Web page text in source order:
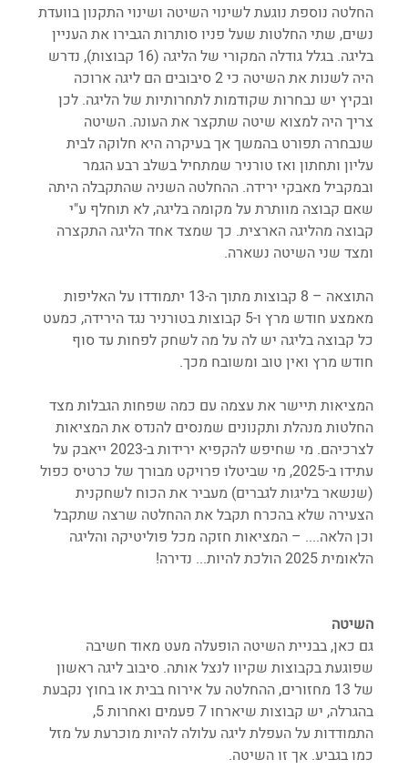
החלטה נוספת נוגעת לשינוי השיטה ושינוי התקנון בוועדת
נשים, שתי החלטות שעל פניו סותרות הגבירו את העניין
בליגה. בגלל גודלה המקורי של הליגה (16 קבוצות), נדרש
היה לשנות את השיטה כי 2 סיבובים הם ליגה ארוכה
ובקיץ יש נבחרות שקודמות לתחרותיות של הליגה. לכן
צריך היה למצוא שיטה שתקצר את העונה. השיטה
שנבחרה תפורט בהמשך אך בעיקרה היא חלוקה לבית
עליון ותחתון ואז טורניר שמתחיל בשלב רבע הגמר
ובמקביל מאבקי ירידה. ההחלטה השניה שהתקבלה היתה
שאם קבוצה מוותרת על מקומה בליגה, לא תוחלף ע"י
קבוצה מהליגה הארצית. כך שמצד אחד הליגה התקצרה
ומצד שני השיטה נשארה.
התוצאה – 8 קבוצות מתוך ה-13 יתמודדו על האליפות
מאמצע חודש מרץ ו-5 קבוצות בטורניר נגד הירידה, כמעט
כל קבוצה בליגה יש לה על מה לשחק לפחות עד סוף
חודש מרץ ואין טוב ומשובח מכך.
המציאות תיישר את עצמה עם כמה שפחות הגבלות מצד
החלטות מנהלת ותקנונים שמנסים להנדס את המציאות
לצרכיהם. מי שחיפש להקפיא ירידות ב-2023 ייאבק על
עתידו ב-2025, מי שביטלו פרויקט מבורך של כרטיס כפול
(שנשאר בליגות לגברים) מעביר את הכוח לשחקנית
הצעירה שלא בהכרח תקבל את ההחלטה שרצה שתקבל
וכן הלאה.... – המציאות חזקה מכל פוליטיקה והליגה
הלאומית 2025 הולכת להיות... נדירה!
השיטה
גם כאן, בבניית השיטה הופעלה מעט מאוד חשיבה
שפוגעת בקבוצות שקיוו לנצל אותה. סיבוב ליגה ראשון
של 13 מחזורים, ההחלטה על אירוח בבית או בחוץ נקבעת
בהגרלה, יש קבוצות שיארחו 7 פעמים ואחרות 5,
התמודדות על העפלת ליגה עלולה להיות מוכרעת על מזל
כמו בגביע. אך זו השיטה.